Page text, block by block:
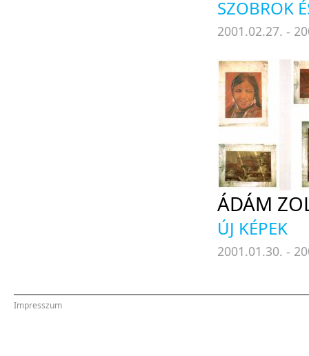
SZOBROK
2001.02.27. -
ÁDÁM
ÚJ KÉPEK
2001.01.30. -
Impresszum